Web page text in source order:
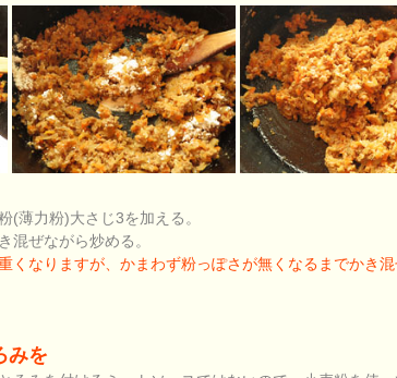
(薄力粉)大さじ3を加える。
混ぜながら炒める。
くなりますが、かまわず粉っぽさが無くなるまでかき
みを